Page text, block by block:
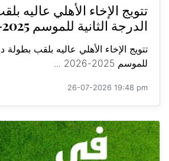
تتويج الإخاء الأهلي عاليه
الدرجة الثانية للموسم 2025-2026
تتويج الإخاء الأهلي عاليه بلقب بطولة
للموسم 2025-2026 ...
26-07-2026 19:48 pm